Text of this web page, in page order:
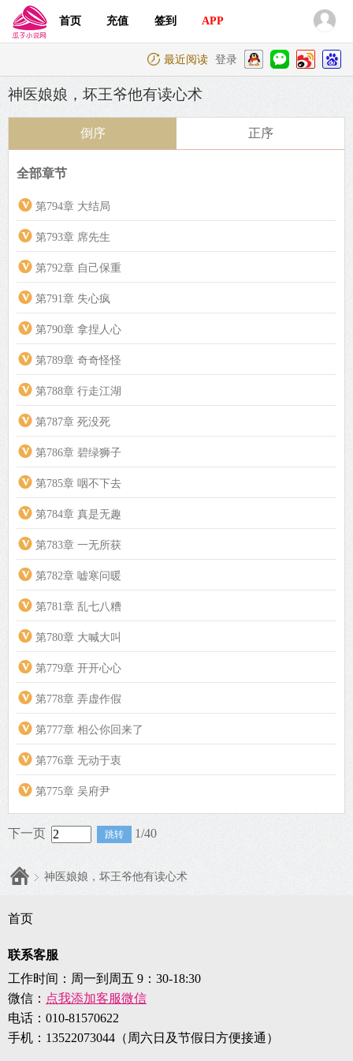
首页 充值 签到 APP
最近阅读 登录
神医娘娘，坏王爷他有读心术
倒序 正序
全部章节
第794章 大结局
第793章 席先生
第792章 自己保重
第791章 失心疯
第790章 拿捏人心
第789章 奇奇怪怪
第788章 行走江湖
第787章 死没死
第786章 碧绿狮子
第785章 咽不下去
第784章 真是无趣
第783章 一无所获
第782章 嘘寒问暖
第781章 乱七八糟
第780章 大喊大叫
第779章 开开心心
第778章 弄虚作假
第777章 相公你回来了
第776章 无动于衷
第775章 吴府尹
下一页 1/40
神医娘娘，坏王爷他有读心术
首页
联系客服
工作时间：周一到周五 9：30-18:30
微信： 点我添加客服微信
电话： 010-81570622
手机： 13522073044（周六日及节假日方便接通）